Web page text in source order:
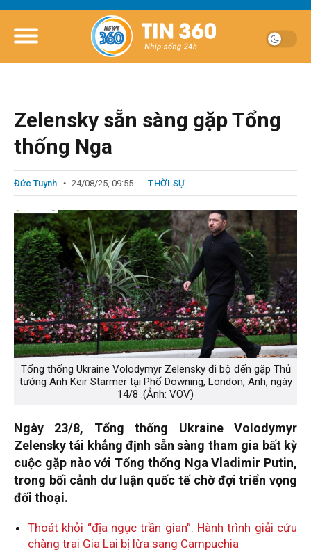
Zelensky sẵn sàng gặp Tổng
thống Nga
Đức Tuynh 24/08/25, 09:55 THỜI SỰ
Tổng thống Ukraine Volodymyr Zelensky đi bộ đến gặp Thủ
tướng Anh Keir Starmer tại Phố Downing, London, Anh, ngày
14/8 .(Ảnh: VOV)
Ngày 23/8, Tổng thống Ukraine Volodymyr
Zelensky tái khẳng định sẵn sàng tham gia bất kỳ
cuộc gặp nào với Tổng thống Nga Vladimir Putin,
trong bối cảnh dư luận quốc tế chờ đợi triển vọng
đối thoại.
Thoát khỏi “địa ngục trần gian”: Hành trình giải cứu
chàng trai Gia Lai bị lừa sang Campuchia